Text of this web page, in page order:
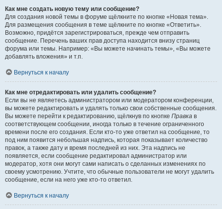
Как мне создать новую тему или сообщение?
Для создания новой темы в форуме щёлкните по кнопке «Новая тема».
Для размещения сообщения в теме щёлкните по кнопке «Ответить».
Возможно, придётся зарегистрироваться, прежде чем отправить
сообщение. Перечень ваших прав доступа находится внизу страниц
форума или темы. Например: «Вы можете начинать темы», «Вы можете
добавлять вложения» и т.п.
Вернуться к началу
Как мне отредактировать или удалить сообщение?
Если вы не являетесь администратором или модератором конференции,
вы можете редактировать и удалять только свои собственные сообщения.
Вы можете перейти к редактированию, щёлкнув по кнопке Правка в
соответствующем сообщении, иногда только в течение ограниченного
времени после его создания. Если кто-то уже ответил на сообщение, то
под ним появится небольшая надпись, которая показывает количество
правок, а также дату и время последней из них. Эта надпись не
появляется, если сообщение редактировал администратор или
модератор, хотя они могут сами написать о сделанных изменениях по
своему усмотрению. Учтите, что обычные пользователи не могут удалить
сообщение, если на него уже кто-то ответил.
Вернуться к началу